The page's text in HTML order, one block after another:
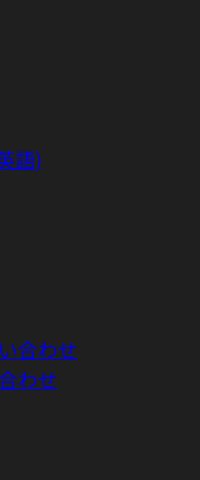
語)
合わせ
わせ